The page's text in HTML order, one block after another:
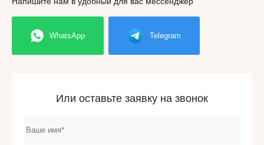
WhatsApp Telegram
Или оставьте заявку на звонок